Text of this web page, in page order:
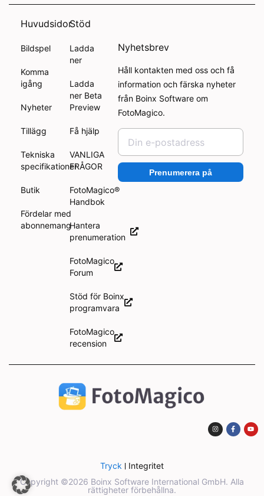
Huvudsidor
Bildspel
Komma
igång
Nyheter
Tillägg
Tekniska
specifikationer
Butik
Fördelar med
abonnemang
Stöd
Ladda
ner
Ladda
ner Beta
Preview
Få hjälp
VANLIGA
FRÅGOR
FotoMagico®
Handbok
Hantera
prenumeration
FotoMagico
Forum
Stöd för Boinx
programvara
FotoMagico
recension
Nyhetsbrev
Håll kontakten med oss och få
information och färska nyheter
från Boinx Software om
FotoMagico.
Prenumerera på
Tryck
Integritet
Copyright ©2026 Boinx Software International GmbH. Alla
rättigheter förbehållna.